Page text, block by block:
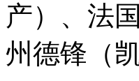
产）、法
州德锋（